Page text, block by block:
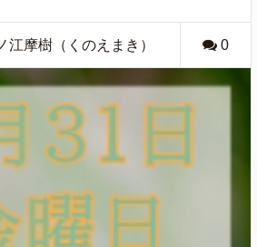
江摩樹（くのえまき） 0